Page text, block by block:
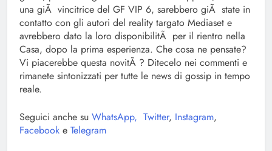
una giÃ vincitrice del GF VIP 6, sarebbero giÃ state in
contatto con gli autori del reality targato Mediaset e
avrebbero dato la loro disponibilitÃ per il rientro nella
Casa, dopo la prima esperienza. Che cosa ne pensate?
Vi piacerebbe questa novitÃ ? Ditecelo nei commenti e
rimanete sintonizzati per tutte le news di gossip in tempo
reale.
Seguici anche su WhatsApp, Twitter, Instagram,
Facebook e Telegram